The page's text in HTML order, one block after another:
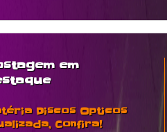
em
Discos Opticos
Confira!